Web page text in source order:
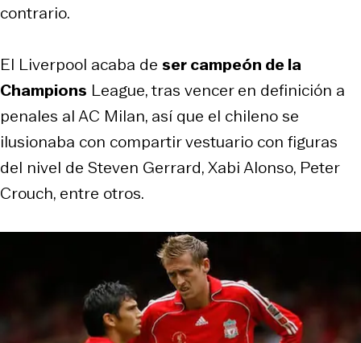
contrario.
El Liverpool acaba de ser campeón de la
Champions League, tras vencer en definición a
penales al AC Milan, así que el chileno se
ilusionaba con compartir vestuario con figuras
del nivel de Steven Gerrard, Xabi Alonso, Peter
Crouch, entre otros.